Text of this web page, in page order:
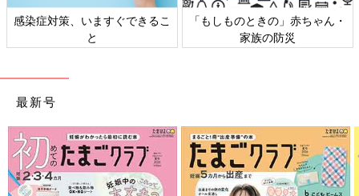
日本外来小児科学会リーフレッ
ト検討会
六星占術 細木かおりさんの人
相談
最新号